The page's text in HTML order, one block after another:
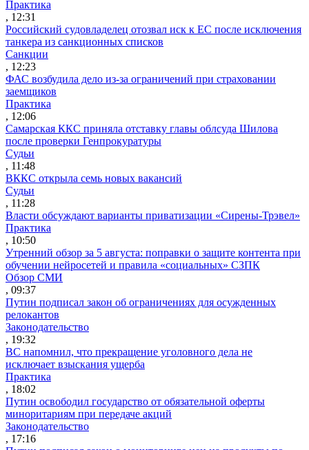
Практика
, 12:31
Российский судовладелец отозвал иск к ЕС после исключения
танкера из санкционных списков
Санкции
, 12:23
ФАС возбудила дело из-за ограничений при страховании
заемщиков
Практика
, 12:06
Самарская ККС приняла отставку главы облсуда Шилова
после проверки Генпрокуратуры
Судьи
, 11:48
ВККС открыла семь новых вакансий
Судьи
, 11:28
Власти обсуждают варианты приватизации «Сирены-Трэвел»
Практика
, 10:50
Утренний обзор за 5 августа: поправки о защите контента при
обучении нейросетей и правила «социальных» СЗПК
Обзор СМИ
, 09:37
Путин подписал закон об ограничениях для осужденных
релокантов
Законодательство
, 19:32
ВС напомнил, что прекращение уголовного дела не
исключает взыскания ущерба
Практика
, 18:02
Путин освободил государство от обязательной оферты
миноритариям при передаче акций
Законодательство
, 17:16